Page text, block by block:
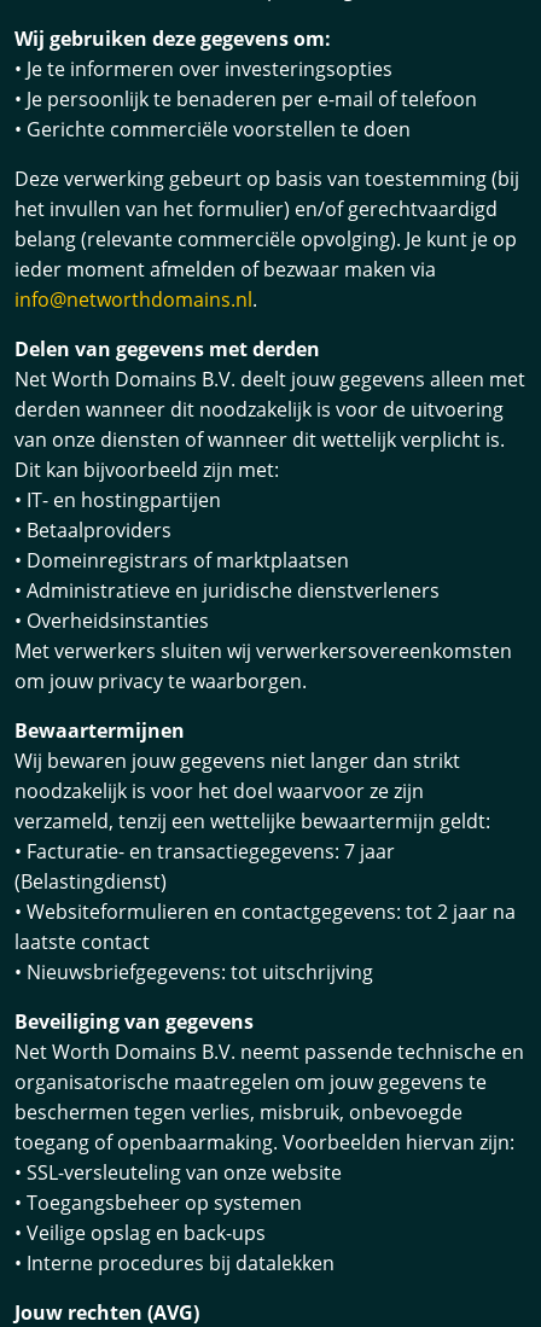
Wij gebruiken deze gegevens om:
• Je te informeren over investeringsopties
• Je persoonlijk te benaderen per e-mail of telefoon
• Gerichte commerciële voorstellen te doen
Deze verwerking gebeurt op basis van toestemming (bij
het invullen van het formulier) en/of gerechtvaardigd
belang (relevante commerciële opvolging). Je kunt je op
ieder moment afmelden of bezwaar maken via
info@networthdomains.nl.
Delen van gegevens met derden
Net Worth Domains B.V. deelt jouw gegevens alleen met
derden wanneer dit noodzakelijk is voor de uitvoering
van onze diensten of wanneer dit wettelijk verplicht is.
Dit kan bijvoorbeeld zijn met:
• IT- en hostingpartijen
• Betaalproviders
• Domeinregistrars of marktplaatsen
• Administratieve en juridische dienstverleners
• Overheidsinstanties
Met verwerkers sluiten wij verwerkersovereenkomsten
om jouw privacy te waarborgen.
Bewaartermijnen
Wij bewaren jouw gegevens niet langer dan strikt
noodzakelijk is voor het doel waarvoor ze zijn
verzameld, tenzij een wettelijke bewaartermijn geldt:
• Facturatie- en transactiegegevens: 7 jaar
(Belastingdienst)
• Websiteformulieren en contactgegevens: tot 2 jaar na
laatste contact
• Nieuwsbriefgegevens: tot uitschrijving
Beveiliging van gegevens
Net Worth Domains B.V. neemt passende technische en
organisatorische maatregelen om jouw gegevens te
beschermen tegen verlies, misbruik, onbevoegde
toegang of openbaarmaking. Voorbeelden hiervan zijn:
• SSL-versleuteling van onze website
• Toegangsbeheer op systemen
• Veilige opslag en back-ups
• Interne procedures bij datalekken
Jouw rechten (AVG)